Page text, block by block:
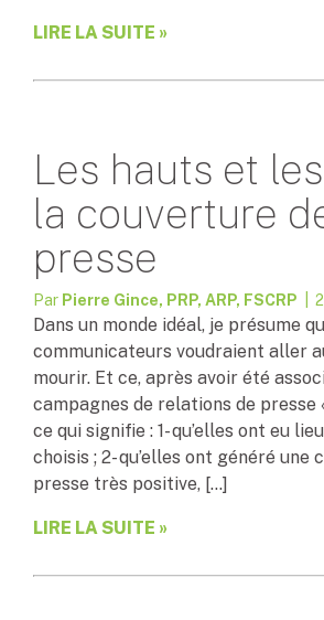
LIRE LA SUITE »
Les hauts et
la couverture
presse
Par Pierre Gince, PRP, ARP, FSCRP |
Dans un monde idéal, je présume
communicateurs voudraient aller
mourir. Et ce, après avoir été
campagnes de relations de presse
ce qui signifie : 1- qu’elles ont eu
choisis ; 2- qu’elles ont généré une
presse très positive, […]
LIRE LA SUITE »